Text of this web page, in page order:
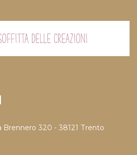
Brennero 320 - 38121 Trento